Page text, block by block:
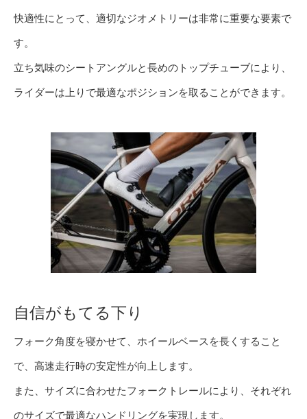
快適性にとって、適切なジオメトリーは非常に重要な要素で
す。
立ち気味のシートアングルと長めのトップチューブにより、
ライダーは上りで最適なポジションを取ることができます。
自信がもてる下り
フォーク角度を寝かせて、ホイールベースを長くすること
で、高速走行時の安定性が向上します。
また、サイズに合わせたフォークトレールにより、それぞれ
のサイズで最適なハンドリングを実現します。